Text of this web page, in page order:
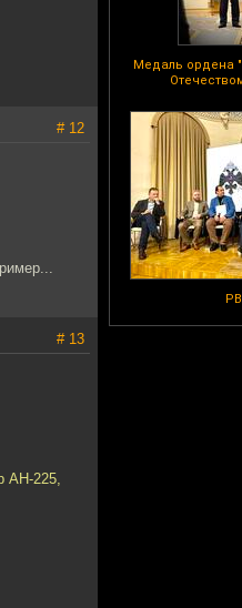
Медаль ордена
# 12
# 13
АН-225,